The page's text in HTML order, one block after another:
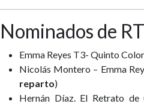
Nominados de
Emma Reyes T3- Quinto
Nicolás Montero – Emma
reparto)
Hernán Díaz. El Retrato